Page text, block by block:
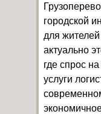
городской
для
актуально
где спрос
услуги